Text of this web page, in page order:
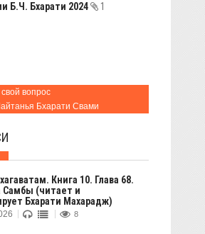
Б.Ч. Бхарати 2024 1
вопрос
Бхарати Свами
Книга 10. Глава 68.
(читает и
Бхарати Махарадж)
8